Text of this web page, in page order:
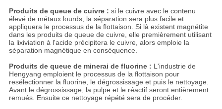
Produits de queue de cuivre : si le cuivre avec le contenu
élevé de métaux lourds, la séparation sera plus facile et
appliquera le processus de la flottaison. Si là existent magnétite
dans les produits de queue de cuivre, elle premièrement utilisant
la lixiviation à l'acide précipitera le cuivre, alors emploie la
séparation magnétique en conséquence.
Produits de queue de minerai de fluorine : L'industrie de
Hengyang emploient le processus de la flottaison pour
resélectionner la fluorine, le dégrossissage et puis le nettoyage.
Avant le dégrossissage, la pulpe et le réactif seront entièrement
remués. Ensuite ce nettoyage répété sera de procéder.